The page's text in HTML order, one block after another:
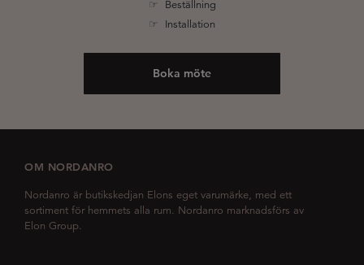
☞ Beställning
☞ Installation
Boka möte
OM NORDANRO
Nordanro är butikskedjan Elons eget varumärke, med ett
sortiment för hemmets alla rum. Nordanro marknadsförs av
Elon Group.